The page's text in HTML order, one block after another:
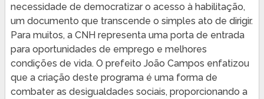
necessidade de democratizar o acesso à habilitação,
um documento que transcende o simples ato de dirigir.
Para muitos, a CNH representa uma porta de entrada
para oportunidades de emprego e melhores
condições de vida. O prefeito João Campos enfatizou
que a criação deste programa é uma forma de
combater as desigualdades sociais, proporcionando a